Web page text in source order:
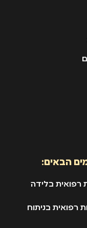
הבאים:
רפואית בלידה
רפואית בניתוח